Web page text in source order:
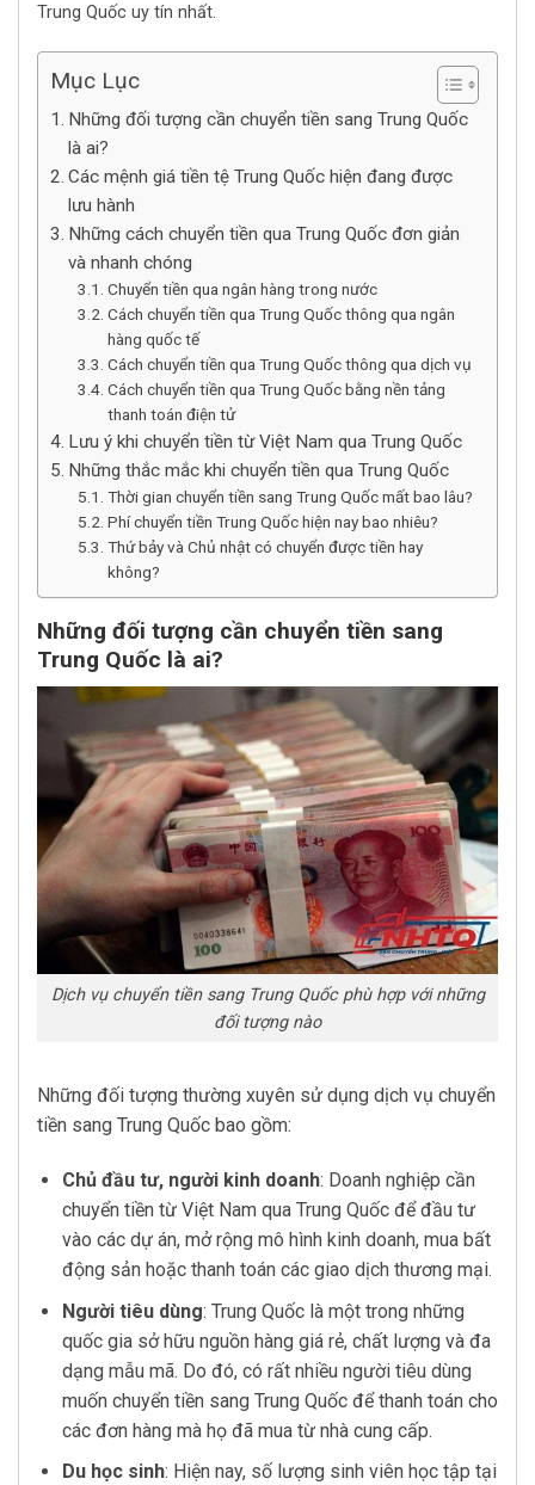
Trung Quốc uy tín nhất.
Mục Lục
Những đối tượng cần chuyển tiền sang Trung Quốc
là ai?
Các mệnh giá tiền tệ Trung Quốc hiện đang được
lưu hành
Những cách chuyển tiền qua Trung Quốc đơn giản
và nhanh chóng
Chuyển tiền qua ngân hàng trong nước
Cách chuyển tiền qua Trung Quốc thông qua ngân
hàng quốc tế
Cách chuyển tiền qua Trung Quốc thông qua dịch vụ
Cách chuyển tiền qua Trung Quốc bằng nền tảng
thanh toán điện tử
Lưu ý khi chuyển tiền từ Việt Nam qua Trung Quốc
Những thắc mắc khi chuyển tiền qua Trung Quốc
Thời gian chuyển tiền sang Trung Quốc mất bao lâu?
Phí chuyển tiền Trung Quốc hiện nay bao nhiêu?
Thứ bảy và Chủ nhật có chuyển được tiền hay
không?
Những đối tượng cần chuyển tiền sang
Trung Quốc là ai?
Dịch vụ chuyển tiền sang Trung Quốc phù hợp với những
đối tượng nào
Những đối tượng thường xuyên sử dụng dịch vụ chuyển
tiền sang Trung Quốc bao gồm:
Chủ đầu tư, người kinh doanh: Doanh nghiệp cần
chuyển tiền từ Việt Nam qua Trung Quốc để đầu tư
vào các dự án, mở rộng mô hình kinh doanh, mua bất
động sản hoặc thanh toán các giao dịch thương mại.
Người tiêu dùng: Trung Quốc là một trong những
quốc gia sở hữu nguồn hàng giá rẻ, chất lượng và đa
dạng mẫu mã. Do đó, có rất nhiều người tiêu dùng
muốn chuyển tiền sang Trung Quốc để thanh toán cho
các đơn hàng mà họ đã mua từ nhà cung cấp.
Du học sinh: Hiện nay, số lượng sinh viên học tập tại